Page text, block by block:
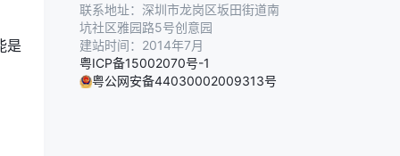
是
联系地址：深圳市龙岗区坂田街道南
坑社区雅园路5号创意园
建站时间：2014年7月
粤ICP备15002070号-1
粤公网安备44030002009313号